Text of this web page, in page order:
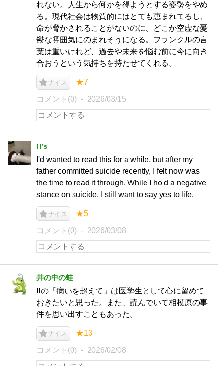
れない。人生から何かを得ようとする姿勢をやめ
る。現代社会は物質的にはとても恵まれてるし、
命が脅かされることがないのに、どこか空虚な憂
鬱な雰囲気にのまれそうになる。フランクルの言
葉は重いけれど、過去や未来を悩む前に今に向き
合おうという気持ちを持たせてくれる。
ナイス ★7
コメント(0) 2026/03/15
H’s
I'd wanted to read this for a while, but after my
father committed suicide recently, I felt now was
the time to read it through. While I hold a negative
stance on suicide, I still want to say yes to life.
ナイス ★5
コメント(0) 2026/03/08
井の中の蛙
Ⅱの「病いを超えて」は医学生として心に留めて
おきたいと思った。また、読んでいて相模原の事
件を思い出すこともあった。
ナイス ★13
コメント(0) 2026/02/08